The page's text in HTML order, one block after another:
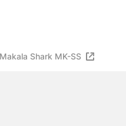
Shark MK-SS